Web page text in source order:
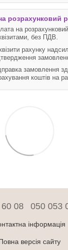
розрахунковий
на
без ПДВ.
рахунку
замовлення
коштів на
08 050 053
інформація
версія сайту